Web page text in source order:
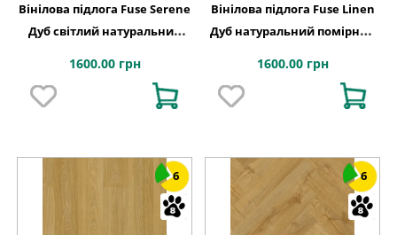
Вінілова підлога Fuse Serene
Дуб світлий натуральний
1600.00 грн
Вінілова підлога Fuse Linen
Дуб натуральний помірний
1600.00 грн
6 6